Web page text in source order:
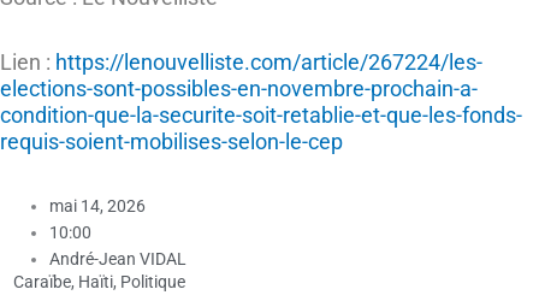
Lien : https://lenouvelliste.com/article/267224/les-
elections-sont-possibles-en-novembre-prochain-a-
condition-que-la-securite-soit-retablie-et-que-les-fonds-
requis-soient-mobilises-selon-le-cep
mai 14, 2026
10:00
André-Jean VIDAL
Caraïbe, Haïti, Politique